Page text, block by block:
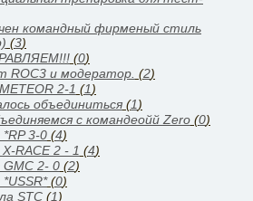
командный фирменый стиль
(3)
(0)
ROC3 и модератор. (2)
2-1 (1)
объединиться (1)
с командеойй Zero (0)
3-0 (4)
RACE 2 - 1 (4)
GMC 2- 0 (2)
(0)
STC (1)